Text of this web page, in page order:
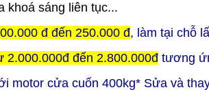
khoá sáng liên tục...
đ đến 250.000 đ, làm tại chỗ
đến 2.800.000đ tương
motor cửa cuốn 400kg* Sửa và